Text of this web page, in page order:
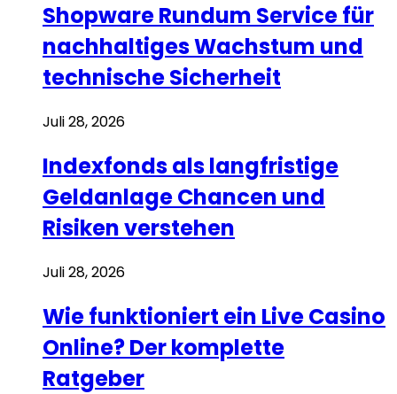
Shopware Rundum Service für
nachhaltiges Wachstum und
technische Sicherheit
Juli 28, 2026
Indexfonds als langfristige
Geldanlage Chancen und
Risiken verstehen
Juli 28, 2026
Wie funktioniert ein Live Casino
Online? Der komplette
Ratgeber